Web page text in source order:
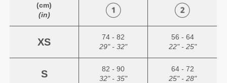
(cm)
(in)
XS
74 - 82
29" - 32"
56 - 64
22" - 25"
S
82 - 90
32" - 35"
64 - 72
25" - 28"